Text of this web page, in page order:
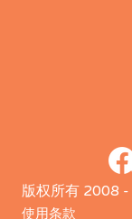
版权所有 2008
使用条款